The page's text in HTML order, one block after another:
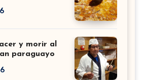
y morir al
paraguayo